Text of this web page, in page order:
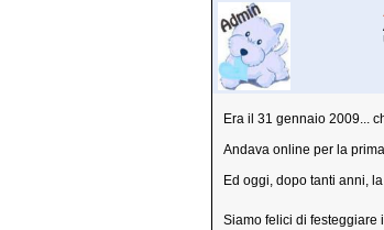
Era il 31 gennaio 2009...
Andava online per la
Ed oggi, dopo tanti anni,
Siamo felici di festeggiare